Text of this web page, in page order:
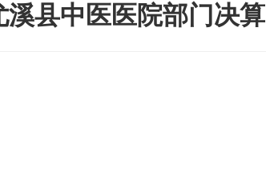
溪县中医医院部门决算